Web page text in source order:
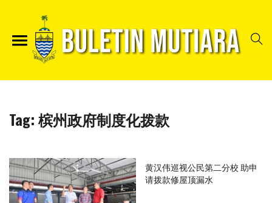
Tag:槟州政府制度化拨款
黄汉伟巡视公民第二分校 助申
请拨款修屋顶漏水